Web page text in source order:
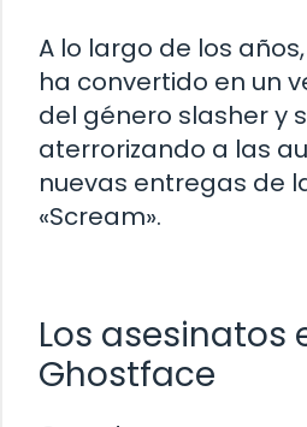
A lo largo de los
ha convertido en un
del género slasher y
aterrorizando a las
nuevas entregas de
«Scream».
Los asesinatos
Ghostface